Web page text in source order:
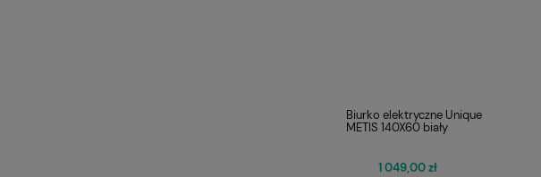
Biurko elektryczne Unique
METIS 140X60 biały
1 049,00 zł